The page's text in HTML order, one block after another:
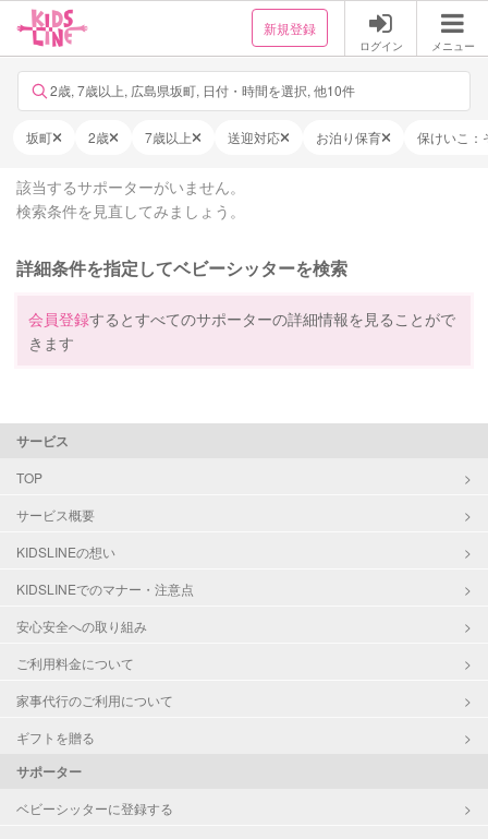
新規登録
ログイン メニュー
2歳, 7歳以上, 広島県坂町, 日付・時間を選択, 他10件
坂町 2歳 7歳以上 送迎対応 お泊り保育 保けいこ：
該当するサポーターがいません。
検索条件を見直してみましょう。
詳細条件を指定してベビーシッターを検索
会員登録するとすべてのサポーターの詳細情報を見ることがで
きます
サービス
TOP
サービス概要
KIDSLINEの想い
KIDSLINEでのマナー・注意点
安心安全への取り組み
ご利用料金について
家事代行のご利用について
ギフトを贈る
サポーター
ベビーシッターに登録する